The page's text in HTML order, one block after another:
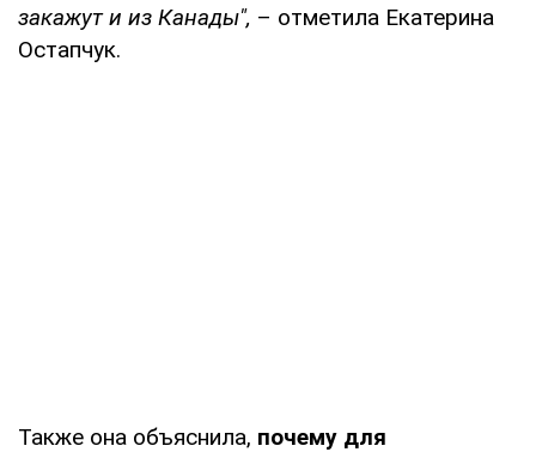
закажут и из Канады", – отметила Екатерина
Остапчук.
Также она объяснила, почему для